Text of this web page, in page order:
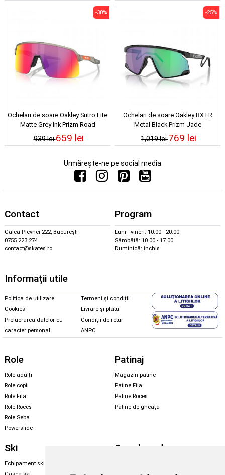
Ochelari de soare Oakley Sutro Lite
Matte Grey Ink Prizm Road
939 lei
-30%
659 lei
Ochelari de soare Oakley BXTR
Metal Black Prizm Jade
1,019 lei
-25%
769 lei
Urmărește-ne pe social media
Contact
Calea Plevnei 222, București
0755 223 274
contact@skates.ro
Program
Luni - vineri: 10.00 - 20.00
Sâmbătă: 10.00 - 17.00
Duminică: închis
Informații utile
Politica de utilizare
Cookies
Prelucrarea datelor cu
caracter personal
Termeni și condiții
Livrare și plată
Condiții de retur
ANPC
Role
Role adulți
Role copii
Role Fila
Role Roces
Role Seba
Powerslide
Patinaj
Magazin patine
Patine Fila
Patine Roces
Patine de gheață
Ski
Echipament ski
Snowboard